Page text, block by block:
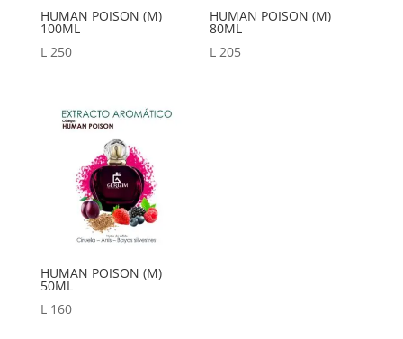
HUMAN POISON (M)
100ML
L250
HUMAN POISON (M)
80ML
L205
HUMAN POISON (M)
50ML
L 160